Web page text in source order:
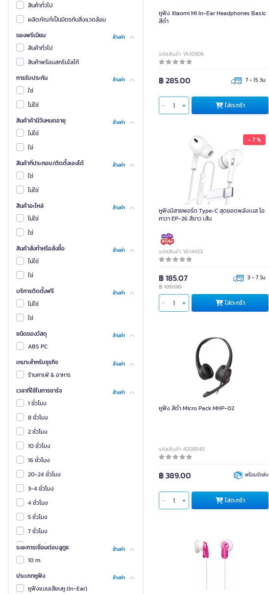
ONIKUMA
อีจีเอ
AULA
HP
ซิกโน่
Sudio
ไฮฟิวเจอร์
CORSAIR
HYPERX
SOUNDCORE
นีโอ
FANTECH
Oker
iSuper
Pisen
Remax
SHOKZ
BETENO
นับโว
Mi
RAZER
WHY
Anker
Asus
Creative
B&O
CMF BY NOTHING
JVC
LECOO
Marshall
ASAKI
Non-Brand
RiZZ
THAI SUN SPORT
Yealink
3เอ็ม
Redmi
Ugreen
BASEUS
Belkin
Bose
COOLER MASTER
สินค้าทั่วไป
ผลิตภัณฑ์เป็นมิตรกับสิ่งแวดล้อม
ของพรีเมียม
ล้างค่า
สินค้าทั่วไป
สินค้าพร้อมสกรีนโลโก้
การรับประกัน
ล้างค่า
ใช่
ไม่ใช่
สินค้าค้ามีวันหมดอายุ
ล้างค่า
ไม่ใช่
ใช่
สินค้าที่ประกอบ/ติดตั้งเองได้
ล้างค่า
ใช่
ไม่ใช่
สินค้าอะไหล่
ล้างค่า
ไม่ใช่
ใช่
สินค้าสั่งทำหรือสั่งซื้อ
ล้างค่า
ไม่ใช่
ใช่
บริการติดตั้งฟรี
ล้างค่า
ไม่ใช่
ใช่
ชนิดของวัสดุ
ล้างค่า
ABS PC
เหมาะสำหรับธุรกิจ
ล้างค่า
ร้านคาเฟ่ & อาหาร
เวลาที่ใช้ในการชาร์จ
ล้างค่า
1 ชั่วโมง
8 ชั่วโมง
2 ชั่วโมง
10 ชั่วโมง
16 ชั่วโมง
20-24 ชั่วโมง
3-4 ชั่วโมง
4 ชั่วโมง
5 ชั่วโมง
7 ชั่วโมง
90 นาที
ระยะการเชื่อมต่อบลูทูธ ล้างค่า
10 m.
ประเภทหูฟัง
ล้างค่า
หูฟังแบบเสียบหู (In-Ear)
หูฟัง Xiaomi Mi In-Ear Headphones Basic
สีดำ
รหัสสินค้า YA10906
฿ 285.00 7 - 15 วัน
ใส่ตะกร้า
- 7 %
หูฟังมีสายพอร์ต Type-C สุดยอดพลังเบส โอ
คาวา EP-26 สีขาว เส้น
รหัสสินค้า YA14433
฿ 185.07
฿199.00
3 - 7 วัน
ใส่ตะกร้า
หูฟัง สีดำ Micro Pack MHP-02
รหัสสินค้า 4008540
฿ 389.00 พร้อมจัดส่ง
ใส่ตะกร้า